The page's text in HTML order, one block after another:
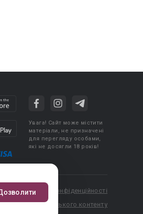
Увага! Сайт може містити
матеріали, не призначені
для перегляду особами,
які не досягли 18 років!
Політика конфіденційності
публікації авторського контенту